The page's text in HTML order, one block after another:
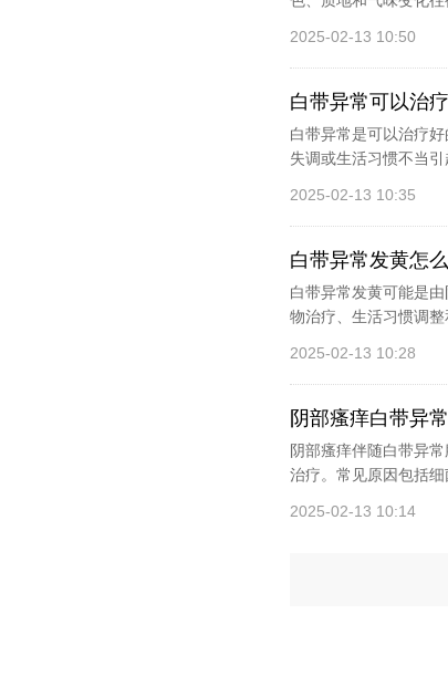
2025-02-13 10:50
白带异常可以治
白带异常是可以治疗
失调或生活习惯不当
2025-02-13 10:35
白带异常发黄怎
白带异常发黄可能是
物治疗、生活习惯调
2025-02-13 10:28
阴部瘙痒白带异
阴部瘙痒伴随白带异
治疗。常见原因包括
2025-02-13 10:14